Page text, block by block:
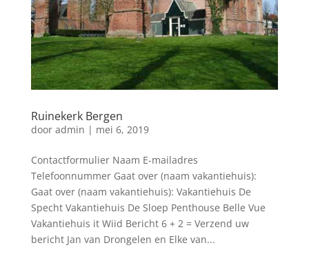
Ruinekerk Bergen
door admin | mei 6, 2019
Contactformulier Naam E-mailadres
Telefoonnummer Gaat over (naam vakantiehuis):
Gaat over (naam vakantiehuis): Vakantiehuis De
Specht Vakantiehuis De Sloep Penthouse Belle Vue
Vakantiehuis it Wiid Bericht 6 + 2 = Verzend uw
bericht Jan van Drongelen en Elke van...